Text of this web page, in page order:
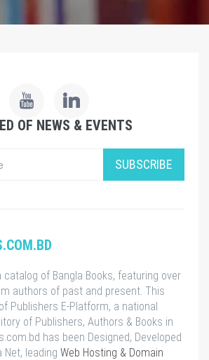
OF NEWS & EVENTS
SUBSCRIBE
catalog of Bangla Books, featuring over
authors of past and present. This
Publishers E-Platform, a national
of Publishers, Authors & Books in
has been Designed, Developed
Net, leading Web Hosting & Domain